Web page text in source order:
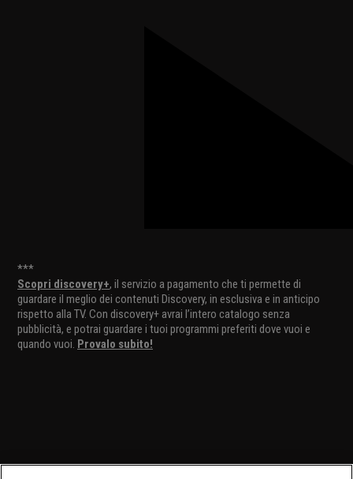
***
Scopri discovery+, il servizio a pagamento che ti permette di
guardare il meglio dei contenuti Discovery, in esclusiva e in anticipo
rispetto alla TV. Con discovery+ avrai l’intero catalogo senza
pubblicità, e potrai guardare i tuoi programmi preferiti dove vuoi e
quando vuoi. Provalo subito!